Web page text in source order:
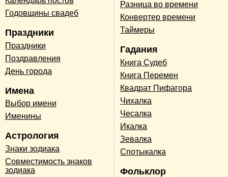
Годовщины свадеб
Праздники
Праздники
Поздравления
День города
Имена
Выбор имени
Именины
Астрология
Знаки зодиака
Совместимость знаков
зодиака
Разница во времени
Конвертер времени
Таймеры
Гадания
Книга Судеб
Книга Перемен
Квадрат Пифагора
Чихалка
Чесалка
Икалка
Зевалка
Спотыкалка
Фольклор